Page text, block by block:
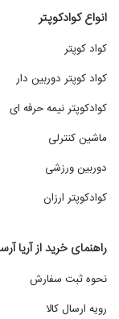
انواع کوادکوپتر
کواد کوپتر
کواد کوپتر دوربین دار
کوادکوپتر نیمه حرفه ای
ماشین کنترلی
دوربین ورزشی
کوادکوپتر ارزان
راهنمای خرید از آریا
نحوه ثبت سفارش
رویه ارسال کالا